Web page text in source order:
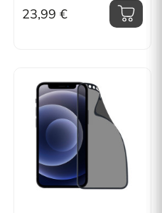
23,99 €